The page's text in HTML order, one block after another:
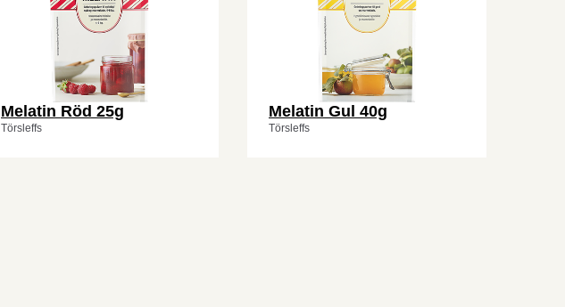
Melatin Röd 25g
Törsleffs
Melatin Gul 40g
Törsleffs